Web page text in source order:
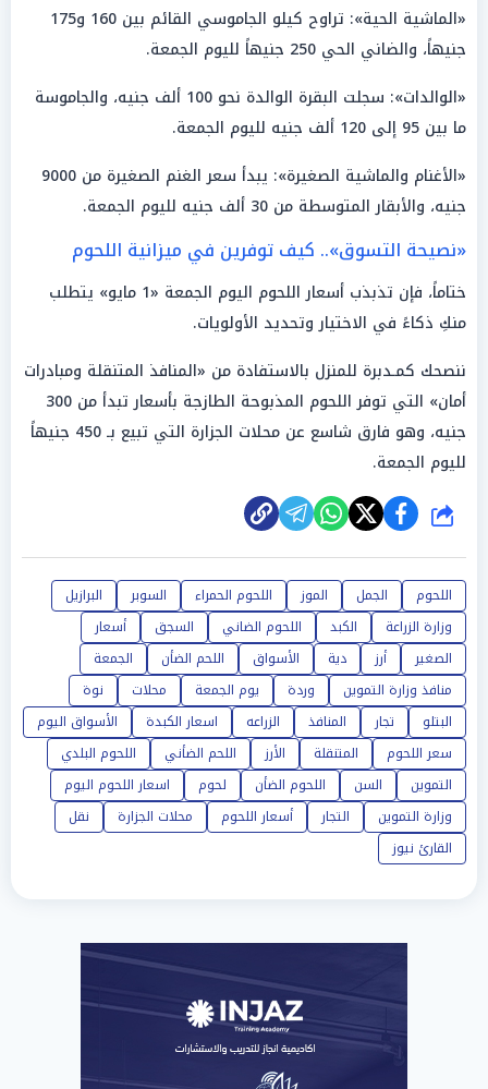
«الماشية الحية»: تراوح كيلو الجاموسي القائم بين 160 و175
جنيهاً، والضاني الحي 250 جنيهاً لليوم الجمعة.
«الوالدات»: سجلت البقرة الوالدة نحو 100 ألف جنيه، والجاموسة
ما بين 95 إلى 120 ألف جنيه لليوم الجمعة.
«الأغنام والماشية الصغيرة»: يبدأ سعر الغنم الصغيرة من 9000
جنيه، والأبقار المتوسطة من 30 ألف جنيه لليوم الجمعة.
«نصيحة التسوق».. كيف توفرين في ميزانية اللحوم
ختاماً، فإن تذبذب أسعار اللحوم اليوم الجمعة «1 مايو» يتطلب
منكِ ذكاءً في الاختيار وتحديد الأولويات.
ننصحك كمـدبرة للمنزل بالاستفادة من «المنافذ المتنقلة ومبادرات
أمان» التي توفر اللحوم المذبوحة الطازجة بأسعار تبدأ من 300
جنيه، وهو فارق شاسع عن محلات الجزارة التي تبيع بـ 450 جنيهاً
لليوم الجمعة.
شارك
اللحوم الجمل الموز اللحوم الحمراء السوبر
البرازيل
وزارة الزراعة
الكبد اللحوم الضاني السجق
أسعار
الصغير
أرز دية الأسواق اللحم الضأن
الجمعة
منافذ وزارة التموين
وردة يوم الجمعة محلات
نوة
البتلو
تجار المنافذ الزراعه اسعار الكبدة
الأسواق اليوم
سعر اللحوم
المتنقلة الأرز اللحم الضأني
اللحوم البلدي
التموين
السن اللحوم الضأن لحوم
اسعار اللحوم اليوم
وزارة التموين
التجار أسعار اللحوم محلات الجزارة
نقل
القارئ نيوز